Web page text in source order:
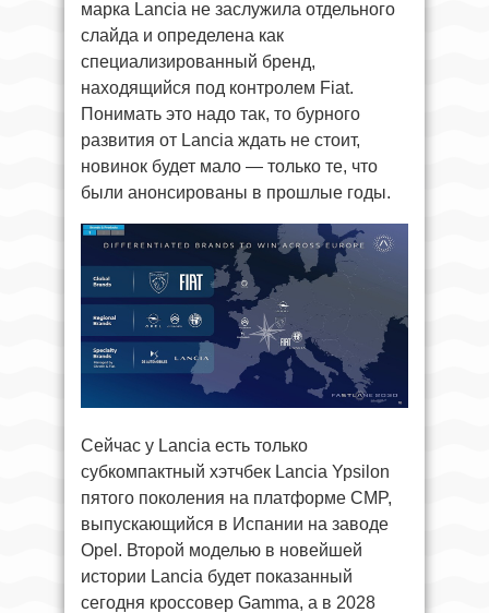
марка Lancia не заслужила отдельного
слайда и определена как
специализированный бренд,
находящийся под контролем Fiat.
Понимать это надо так, то бурного
развития от Lancia ждать не стоит,
новинок будет мало — только те, что
были анонсированы в прошлые годы.
Сейчас у Lancia есть только
субкомпактный хэтчбек Lancia Ypsilon
пятого поколения на платформе CMP,
выпускающийся в Испании на заводе
Opel. Второй моделью в новейшей
истории Lancia будет показанный
сегодня кроссовер Gamma, а в 2028